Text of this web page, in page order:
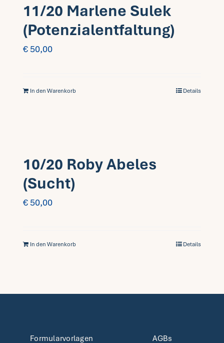
11/20 Marlene Sulek
(Potenzialentfaltung)
€ 50,00
In den Warenkorb Details
10/20 Roby Abeles
(Sucht)
€ 50,00
In den Warenkorb Details
Formularvorlagen AGBs